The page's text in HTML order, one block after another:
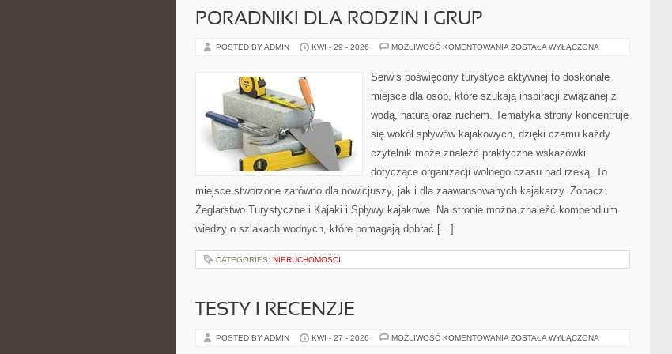
PORADNIKI DLA RODZIN I GRUP
POSTED BY ADMIN KWI - 29 - 2026 MOŻLIWOŚĆ KOMENTOWANIA PORADNIKI
GRUP
ZOSTAŁA WYŁĄCZONA
Serwis poświęcony turystyce aktywnej to doskonałe
miejsce dla osób, które szukają inspiracji związanej z
wodą, naturą oraz ruchem. Tematyka strony koncentruje
się wokół spływów kajakowych, dzięki czemu każdy
czytelnik może znaleźć praktyczne wskazówki
dotyczące organizacji wolnego czasu nad rzeką. To
miejsce stworzone zarówno dla nowicjuszy, jak i dla zaawansowanych kajakarzy. Zobacz:
Żeglarstwo Turystyczne i Kajaki i Spływy kajakowe. Na stronie można znaleźć kompendium
wiedzy o szlakach wodnych, które pomagają dobrać […]
CATEGORIES: NIERUCHOMOŚCI
TESTY I RECENZJE
POSTED BY ADMIN KWI - 27 - 2026 MOŻLIWOŚĆ KOMENTOWANIA TESTY
ZOSTAŁA WYŁĄCZONA